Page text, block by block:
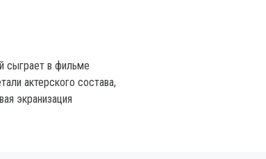
сыграет в фильме
актерского состава,
экранизация